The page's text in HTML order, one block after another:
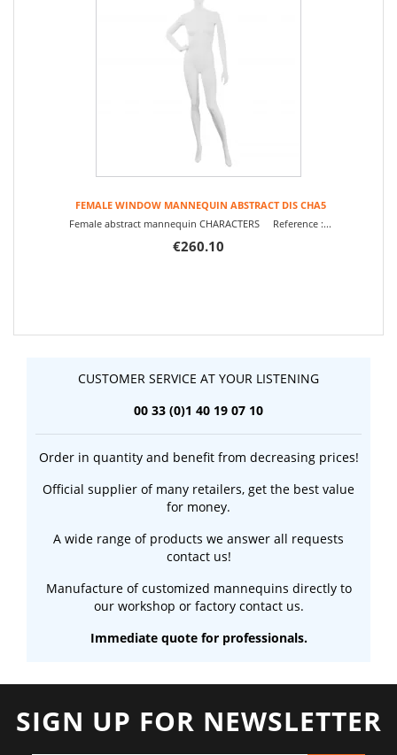
FEMALE WINDOW MANNEQUIN ABSTRACT DIS CHA5
Female abstract mannequin CHARACTERS Reference :...
€260.10
CUSTOMER SERVICE AT YOUR LISTENING
00 33 (0)1 40 19 07 10
Order in quantity and benefit from decreasing prices!
Official supplier of many retailers, get the best value
for money.
A wide range of products we answer all requests
contact us!
Manufacture of customized mannequins directly to
our workshop or factory contact us.
Immediate quote for professionals.
SIGN UP FOR NEWSLETTER